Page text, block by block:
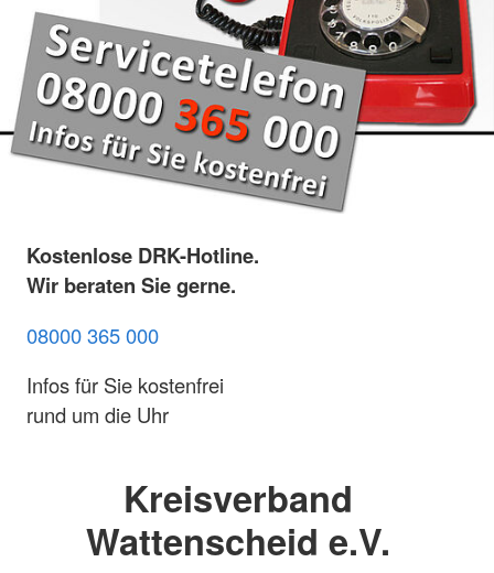
Kostenlose DRK-Hotline.
Wir beraten Sie gerne.
08000 365 000
Infos für Sie kostenfrei
rund um die Uhr
Kreisverband
Wattenscheid e.V.